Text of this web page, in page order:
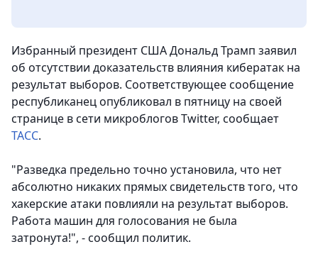
Избранный президент США Дональд Трамп заявил
об отсутствии доказательств влияния кибератак на
результат выборов. Соответствующее сообщение
республиканец опубликовал в пятницу на своей
странице в сети микроблогов Twitter, сообщает
ТАСС.
"Разведка предельно точно установила, что нет
абсолютно никаких прямых свидетельств того, что
хакерские атаки повлияли на результат выборов.
Работа машин для голосования не была
затронута!", - сообщил политик.